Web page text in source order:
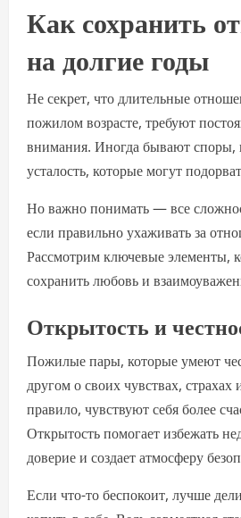
Как сохранить
на долгие годы
Не секрет, что длительные
пожилом возрасте, требуют
внимания. Иногда бывают споры,
усталость, которые могут
Но важно понимать — все
если правильно ухаживать за
Рассмотрим ключевые элементы,
сохранить любовь и
Открытость и
Пожилые пары, которые умеют
другом о своих чувствах, страхах
правило, чувствуют себя более
Открытость помогает избежать
доверие и создает атмосферу
Если что-то беспокоит, лучше